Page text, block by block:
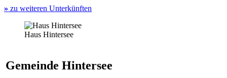
» zu weiteren Unterkünften
Haus Hintersee
Gemeinde Hintersee